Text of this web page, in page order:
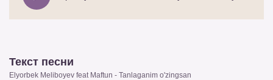
Текст песни
Elyorbek Meliboyev feat Maftun - Tanlaganim o'zingsan